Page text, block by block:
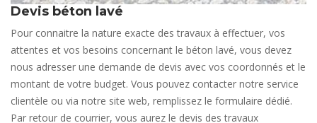
Devis béton lavé
Pour connaitre la nature exacte des travaux à effectuer, vos
attentes et vos besoins concernant le béton lavé, vous devez
nous adresser une demande de devis avec vos coordonnés et le
montant de votre budget. Vous pouvez contacter notre service
clientèle ou via notre site web, remplissez le formulaire dédié.
Par retour de courrier, vous aurez le devis des travaux